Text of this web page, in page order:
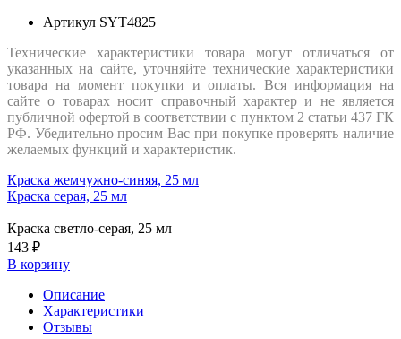
Артикул SYT4825
Технические характеристики товара могут отличаться от
указанных на сайте, уточняйте технические характеристики
товара на момент покупки и оплаты. Вся информация на
сайте о товарах носит справочный характер и не является
публичной офертой в соответствии с пунктом 2 статьи 437 ГК
РФ. Убедительно просим Вас при покупке проверять наличие
желаемых функций и характеристик.
Краска жемчужно-синяя, 25 мл
Краска серая, 25 мл
Краска светло-серая, 25 мл
143 ₽
В корзину
Описание
Характеристики
Отзывы